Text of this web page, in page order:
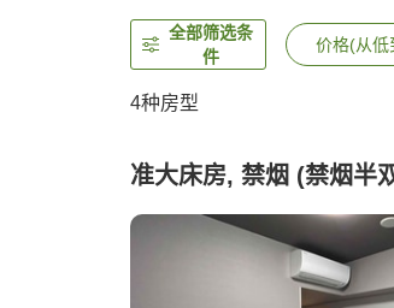
全部筛选条
件
价格(从低
4种房型
准大床房, 禁烟 (禁烟半